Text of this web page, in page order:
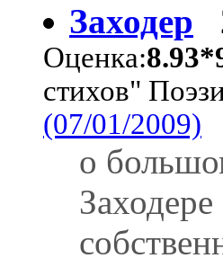
Заходер
Оценка:
стихов"
(07/01/2009)
о
Заходере